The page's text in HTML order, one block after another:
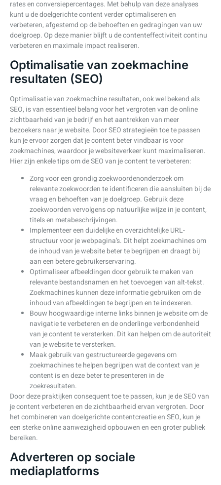
rates en conversiepercentages. Met behulp van deze analyses
kunt u de doelgerichte content verder optimaliseren en
verbeteren, afgestemd op de behoeften en gedragingen van uw
doelgroep. Op deze manier blijft u de contenteffectiviteit continu
verbeteren en maximale impact realiseren.
Optimalisatie van zoekmachine
resultaten (SEO)
Optimalisatie van zoekmachine resultaten, ook wel bekend als
SEO, is van essentieel belang voor het vergroten van de online
zichtbaarheid van je bedrijf en het aantrekken van meer
bezoekers naar je website. Door SEO strategieën toe te passen
kun je ervoor zorgen dat je content beter vindbaar is voor
zoekmachines, waardoor je websiteverkeer kunt maximaliseren.
Hier zijn enkele tips om de SEO van je content te verbeteren:
Zorg voor een grondig zoekwoordenonderzoek om
relevante zoekwoorden te identificeren die aansluiten bij de
vraag en behoeften van je doelgroep. Gebruik deze
zoekwoorden vervolgens op natuurlijke wijze in je content,
titels en metabeschrijvingen.
Implementeer een duidelijke en overzichtelijke URL-
structuur voor je webpagina’s. Dit helpt zoekmachines om
de inhoud van je website beter te begrijpen en draagt bij
aan een betere gebruikerservaring.
Optimaliseer afbeeldingen door gebruik te maken van
relevante bestandsnamen en het toevoegen van alt-tekst.
Zoekmachines kunnen deze informatie gebruiken om de
inhoud van afbeeldingen te begrijpen en te indexeren.
Bouw hoogwaardige interne links binnen je website om de
navigatie te verbeteren en de onderlinge verbondenheid
van je content te versterken. Dit kan helpen om de autoriteit
van je website te versterken.
Maak gebruik van gestructureerde gegevens om
zoekmachines te helpen begrijpen wat de context van je
content is en deze beter te presenteren in de
zoekresultaten.
Door deze praktijken consequent toe te passen, kun je de SEO van
je content verbeteren en de zichtbaarheid ervan vergroten. Door
het combineren van doelgerichte contentcreatie en SEO, kun je
een sterke online aanwezigheid opbouwen en een groter publiek
bereiken.
Adverteren op sociale
mediaplatforms